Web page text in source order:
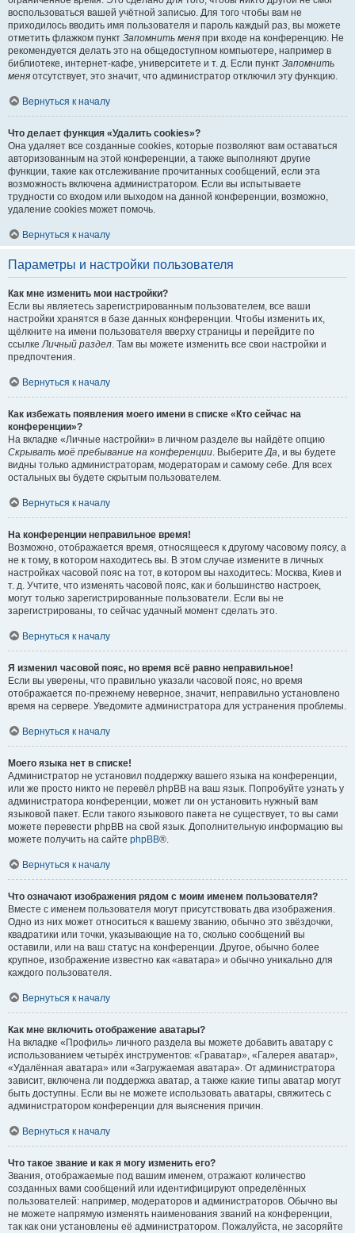
воспользоваться вашей учётной записью. Для того чтобы вам не
приходилось вводить имя пользователя и пароль каждый раз, вы можете
отметить флажком пункт Запомнить меня при входе на конференцию. Не
рекомендуется делать это на общедоступном компьютере, например в
библиотеке, интернет-кафе, университете и т. д. Если пункт Запомнить
меня отсутствует, это значит, что администратор отключил эту функцию.
Вернуться к началу
Что делает функция «Удалить cookies»?
Она удаляет все созданные cookies, которые позволяют вам оставаться
авторизованным на этой конференции, а также выполняют другие
функции, такие как отслеживание прочитанных сообщений, если эта
возможность включена администратором. Если вы испытываете
трудности со входом или выходом на данной конференции, возможно,
удаление cookies может помочь.
Вернуться к началу
Параметры и настройки пользователя
Как мне изменить мои настройки?
Если вы являетесь зарегистрированным пользователем, все ваши
настройки хранятся в базе данных конференции. Чтобы изменить их,
щёлкните на имени пользователя вверху страницы и перейдите по
ссылкеЛичный раздел. Там вы можете изменить все свои настройки и
предпочтения.
Вернуться к началу
Как избежать появления моего имени в списке «Кто сейчас на
конференции»?
На вкладке «Личные настройки» в личном разделе вы найдёте опцию
Скрывать моё пребывание на конференции. ВыберитеДа, и вы будете
видны только администраторам, модераторам и самому себе. Для всех
остальных вы будете скрытым пользователем.
Вернуться к началу
На конференции неправильное время!
Возможно, отображается время, относящееся к другому часовому поясу, а
не к тому, в котором находитесь вы. В этом случае измените в личных
настройках часовой пояс на тот, в котором вы находитесь: Москва, Киев и
т. д. Учтите, что изменять часовой пояс, как и большинство настроек,
могут только зарегистрированные пользователи. Если вы не
зарегистрированы, то сейчас удачный момент сделать это.
Вернуться к началу
Я изменил часовой пояс, но время всё равно неправильное!
Если вы уверены, что правильно указали часовой пояс, но время
отображается по-прежнему неверное, значит, неправильно установлено
время на сервере. Уведомите администратора для устранения проблемы.
Вернуться к началу
Моего языка нет в списке!
Администратор не установил поддержку вашего языка на конференции,
или же просто никто не перевёл phpBB на ваш язык. Попробуйте узнать у
администратора конференции, может ли он установить нужный вам
языковой пакет. Если такого языкового пакета не существует, то вы сами
можете перевести phpBB на свой язык. Дополнительную информацию вы
можете получить на сайте phpBB®.
Вернуться к началу
Что означают изображения рядом с моим именем пользователя?
Вместе с именем пользователя могут присутствовать два изображения.
Одно из них может относиться к вашему званию, обычно это звёздочки,
квадратики или точки, указывающие на то, сколько сообщений вы
оставили, или на ваш статус на конференции. Другое, обычно более
крупное, изображение известно как «аватара» и обычно уникально для
каждого пользователя.
Вернуться к началу
Как мне включить отображение аватары?
На вкладке «Профиль» личного раздела вы можете добавить аватару с
использованием четырёх инструментов: «Граватар», «Галерея аватар»,
«Удалённая аватара» или «Загружаемая аватара». От администратора
зависит, включена ли поддержка аватар, а также какие типы аватар могут
быть доступны. Если вы не можете использовать аватары, свяжитесь с
администратором конференции для выяснения причин.
Вернуться к началу
Что такое звание и как я могу изменить его?
Звания, отображаемые под вашим именем, отражают количество
созданных вами сообщений или идентифицируют определённых
пользователей: например, модераторов и администраторов. Обычно вы
не можете напрямую изменять наименования званий на конференции,
так как они установлены её администратором. Пожалуйста, не засоряйте